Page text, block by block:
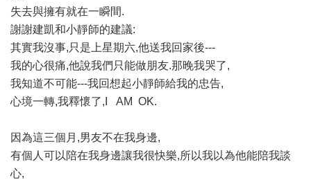
失去與擁有就在一瞬間.
謝謝建凱和小靜師的建議:
其實我沒事,只是上星期六,他送我回家後---
我的心很痛,他說我們只能做朋友.那晚我哭了,
我知道不可能---我回想起小靜師給我的忠告,
心境一轉,我釋懷了,I AM OK.
因為這三個月,男友不在我身邊,
有個人可以陪在我身邊讓我很快樂,所以我以為他能陪我談
心,